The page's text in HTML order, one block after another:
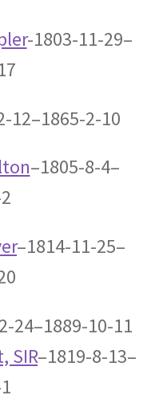
】
法則：E=RI】
ベーテ
核反応を考えた】
ェル
電磁波が光速
-1803-11-29–
12–1865-2-10
–1805-8-4–
–1814-11-25–
24–1889-10-11
SIR–1819-8-13–